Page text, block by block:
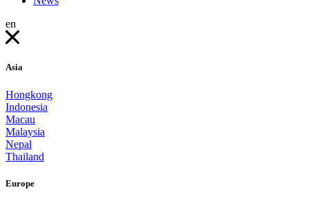
en
Asia
Hongkong
Indonesia
Macau
Malaysia
Nepal
Thailand
Europe